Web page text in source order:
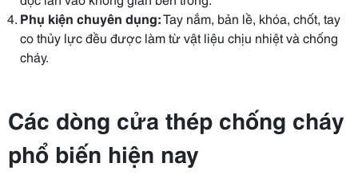
Phụ kiện chuyên dụng:Tay nắm, bản lề, khóa, chốt, tay
co thủy lực đều được làm từ vật liệu chịu nhiệt và chống
cháy.
Các dòng cửa thép chống cháy
phổ biến hiện nay